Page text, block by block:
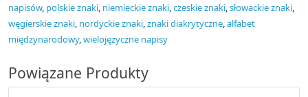
napisów, polskie znaki, niemieckie znaki,czeskie znaki,słowackie znaki,
węgierskie znaki, nordyckie znaki,znaki diakrytyczne,alfabet
międzynarodowy,wielojęzyczne napisy
Powiązane Produkty